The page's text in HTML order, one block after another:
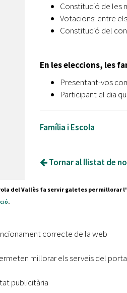
Constitució de les
Votacions: entre
Constitució del
En les eleccions, les
Presentant-vos
Participant el dia
Família i Escola
Tornar al llistat de
Tel. 935 80 88 88
del Vallès fa servir galetes per millorar
.
correcte de la web
millorar els serveis del
publicitària